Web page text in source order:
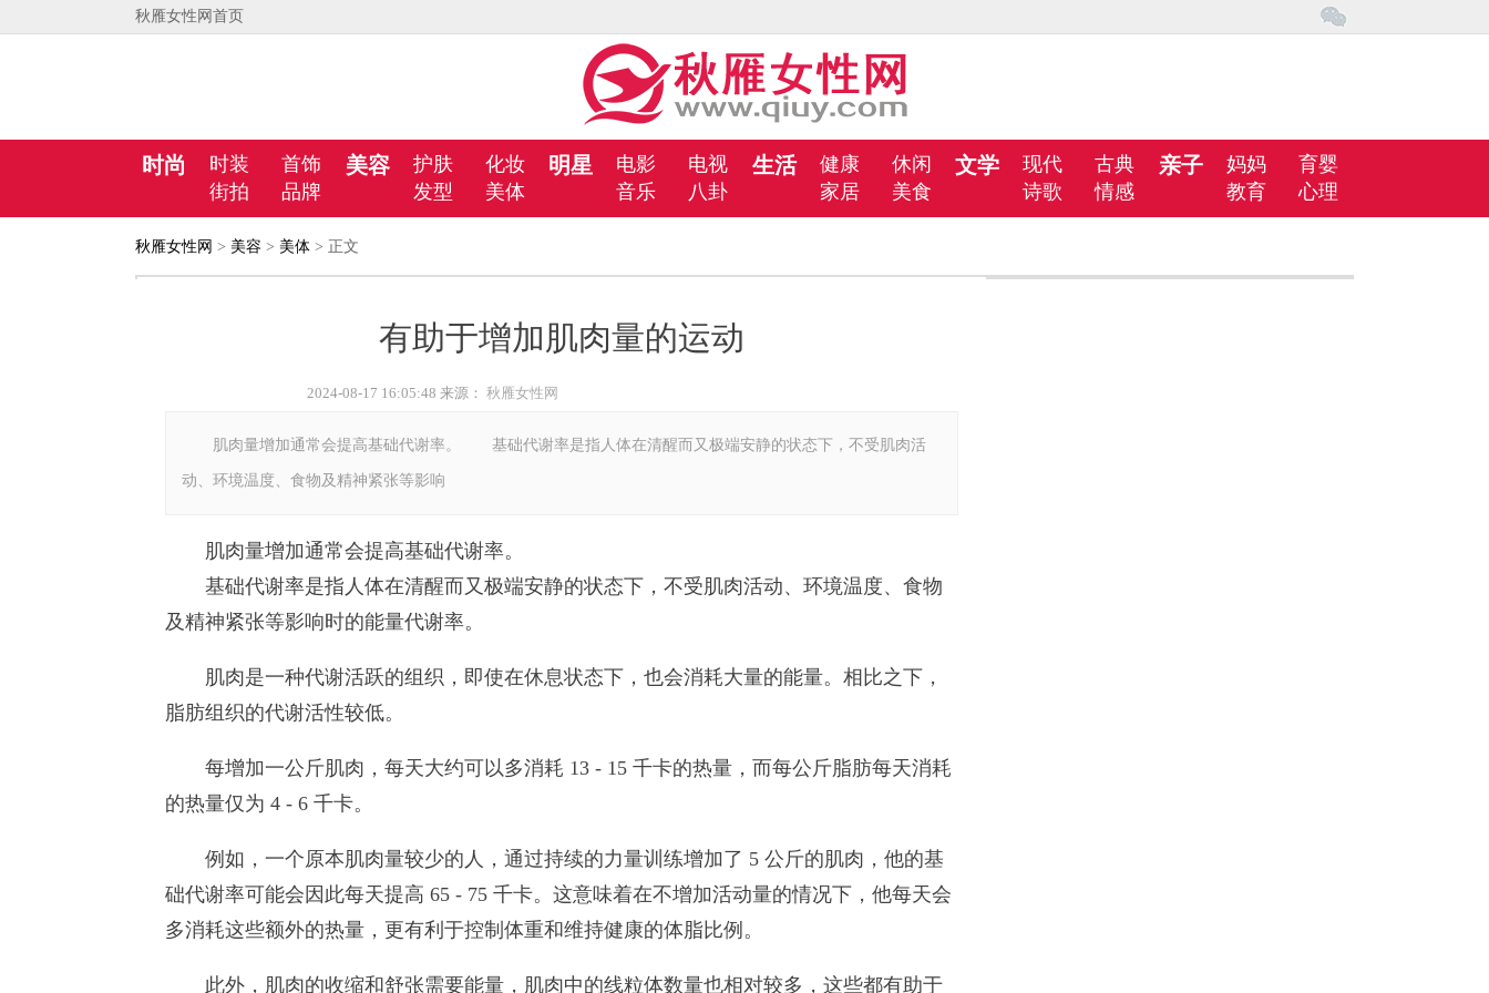
秋雁女性网首页
时尚 时装
首饰
街拍
品牌
美容 护肤
化妆
发型
美体
明星 电影
电视
音乐
八卦
生活 健康
休闲
家居
美食
文学 现代
古典
诗歌
情感
亲子 妈妈
育婴
教育
心理
秋雁女性网 > 美容 > 美体 > 正文
有助于增加肌肉量的运动
2024-08-17 16:05:48 来源： 秋雁女性网
肌肉量增加通常会提高基础代谢率。 基础代谢率是指人体在清醒而又极端安静的状态下，不受肌肉活
动、环境温度、食物及精神紧张等影响
肌肉量增加通常会提高基础代谢率。
基础代谢率是指人体在清醒而又极端安静的状态下，不受肌肉活动、环境温度、食物
及精神紧张等影响时的能量代谢率。
肌肉是一种代谢活跃的组织，即使在休息状态下，也会消耗大量的能量。相比之下，
脂肪组织的代谢活性较低。
每增加一公斤肌肉，每天大约可以多消耗 13 - 15 千卡的热量，而每公斤脂肪每天消耗
的热量仅为 4 - 6 千卡。
例如，一个原本肌肉量较少的人，通过持续的力量训练增加了 5 公斤的肌肉，他的基
础代谢率可能会因此每天提高 65 - 75 千卡。这意味着在不增加活动量的情况下，他每天会
多消耗这些额外的热量，更有利于控制体重和维持健康的体脂比例。
此外，肌肉的收缩和舒张需要能量，肌肉中的线粒体数量也相对较多，这些都有助于